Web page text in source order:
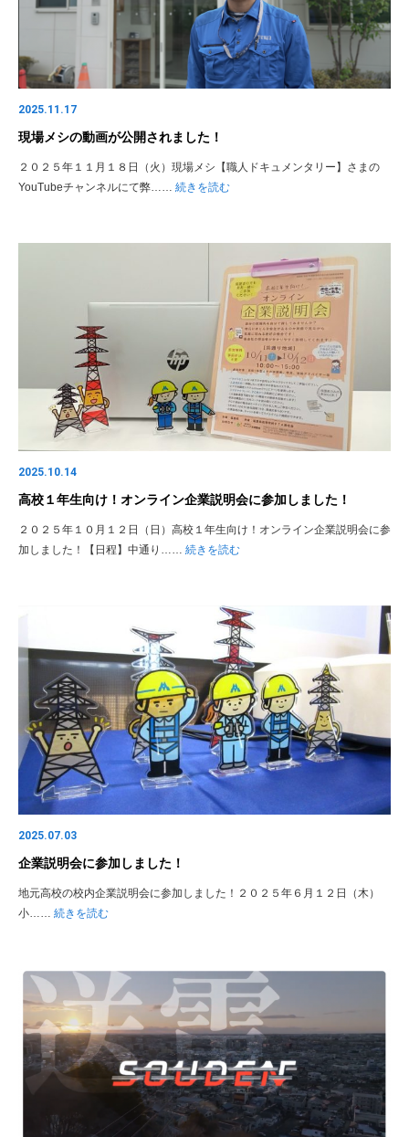
2025.11.17
現場メシの動画が公開されました！
２０２５年１１月１８日（火）現場メシ【職人ドキュメンタリー】さまの
YouTubeチャンネルにて弊…… 続きを読む
2025.10.14
高校１年生向け！オンライン企業説明会に参加しました！
２０２５年１０月１２日（日）高校１年生向け！オンライン企業説明会に参
加しました！【日程】中通り…… 続きを読む
2025.07.03
企業説明会に参加しました！
地元高校の校内企業説明会に参加しました！２０２５年６月１２日（木）
小…… 続きを読む